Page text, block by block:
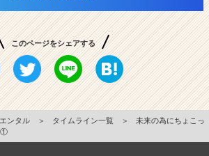
このページをシェアする
ンタル ＞ タイムライン一覧 ＞
未来の為にちょこっ
①